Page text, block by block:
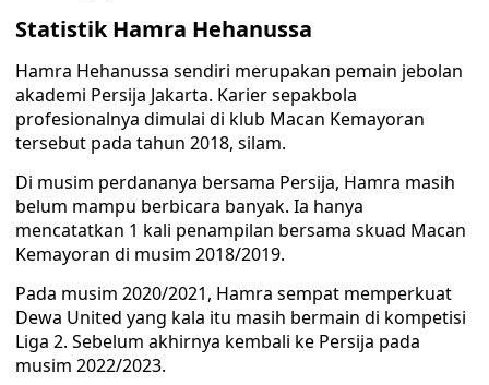
Statistik Hamra Hehanussa
Hamra Hehanussa sendiri merupakan pemain jebolan
akademi Persija Jakarta. Karier sepakbola
profesionalnya dimulai di klub Macan Kemayoran
tersebut pada tahun 2018, silam.
Di musim perdananya bersama Persija, Hamra masih
belum mampu berbicara banyak. Ia hanya
mencatatkan 1 kali penampilan bersama skuad Macan
Kemayoran di musim 2018/2019.
Pada musim 2020/2021, Hamra sempat memperkuat
Dewa United yang kala itu masih bermain di kompetisi
Liga 2. Sebelum akhirnya kembali ke Persija pada
musim 2022/2023.